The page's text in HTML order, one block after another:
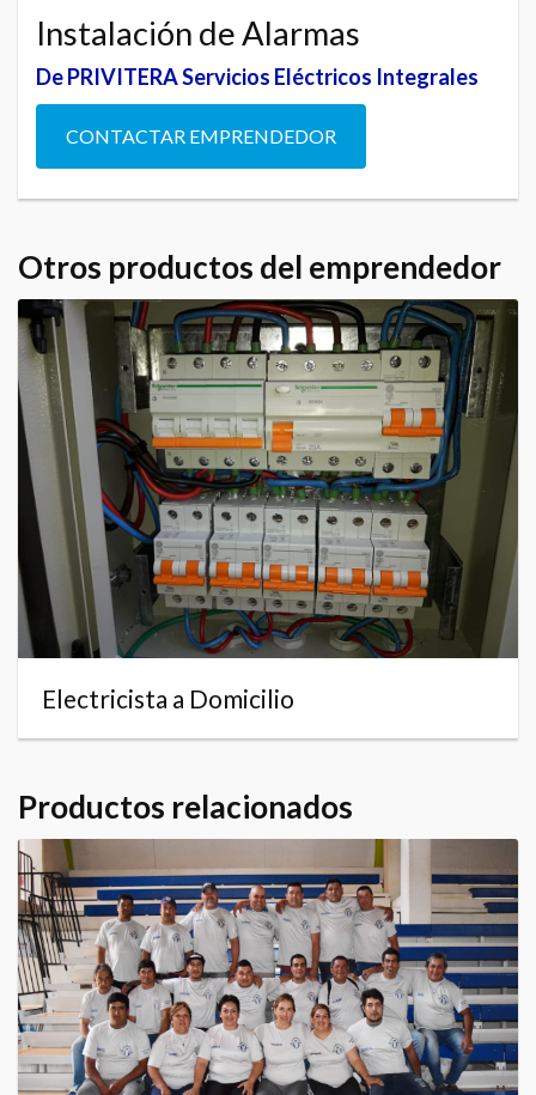
Instalación de Alarmas
De PRIVITERA Servicios Eléctricos Integrales
CONTACTAR EMPRENDEDOR
Otros productos del emprendedor
Electricista a Domicilio
Productos relacionados